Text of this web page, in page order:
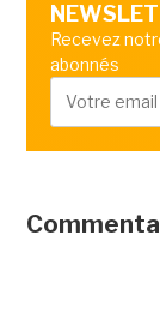
Recevez
abonnés